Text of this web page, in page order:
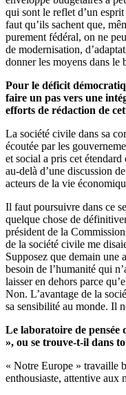
qui sont le reflet d’un
faut qu’ils sachent que,
purement fédéral, on ne
de modernisation,
donner les moyens dans le
Pour le déficit
faire un pas vers une
efforts de rédaction de
La société civile dans sa
écoutée par les
et social a pris cet
au-delà d’une discussion
acteurs de la vie
Il faut poursuivre dans ce
quelque chose de
président de la
de la société civile me
Supposez que demain une
besoin de l’humanité qui
laisser en dehors parce
Non. L’avantage de la
sa sensibilité au monde. Il
Le laboratoire de pensée
», ou se trouve-t-il dans
« Notre Europe » travaille
enthousiaste, attentive aux